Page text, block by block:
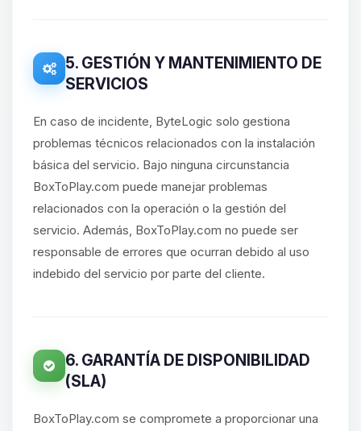
5. GESTIÓN Y MANTENIMIENTO DE
SERVICIOS
En caso de incidente, ByteLogic solo gestiona
problemas técnicos relacionados con la instalación
básica del servicio. Bajo ninguna circunstancia
BoxToPlay.com puede manejar problemas
relacionados con la operación o la gestión del
servicio. Además, BoxToPlay.com no puede ser
responsable de errores que ocurran debido al uso
indebido del servicio por parte del cliente.
6. GARANTÍA DE DISPONIBILIDAD
(SLA)
BoxToPlay.com se compromete a proporcionar una